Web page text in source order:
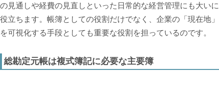
の見通しや経費の見直しといった日常的な経営管理にも大いに
役立ちます。帳簿としての役割だけでなく、企業の「現在地」
を可視化する手段としても重要な役割を担っているのです。
総勘定元帳は複式簿記に必要な主要簿